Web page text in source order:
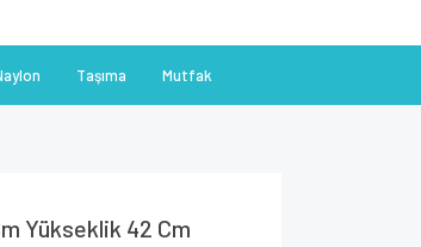
Taşıma Mutfak
Yükseklik 42 Cm